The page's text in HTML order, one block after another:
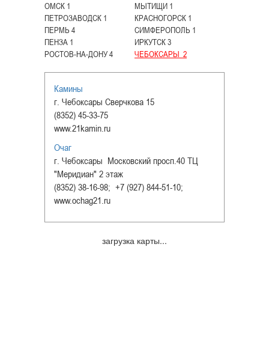
ОМСК 1
ПЕТРОЗАВОДСК 1
ПЕРМЬ 4
ПЕНЗА 1
РОСТОВ-НА-ДОНУ 4
МЫТИЩИ 1
КРАСНОГОРСК 1
СИМФЕРОПОЛЬ 1
ИРКУТСК 3
ЧЕБОКСАРЫ 2
Камины
г. Чебоксары Сверчкова 15
(8352) 45-33-75
www.21kamin.ru
Очаг
г. Чебоксары Московский просп.40 ТЦ
"Меридиан" 2 этаж
(8352) 38-16-98; +7 (927) 844-51-10;
www.ochag21.ru
загрузка карты...